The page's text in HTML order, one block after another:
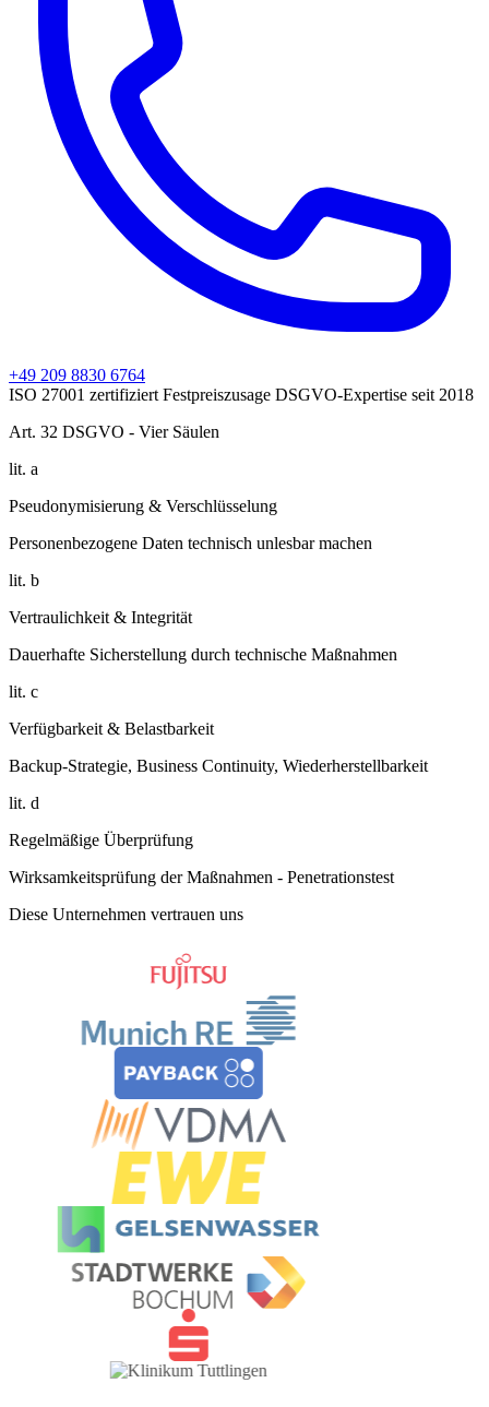
+49 209 8830 6764
ISO 27001 zertifiziert Festpreiszusage DSGVO-Expertise seit 2018
Art. 32 DSGVO - Vier Säulen
lit. a
Pseudonymisierung & Verschlüsselung
Personenbezogene Daten technisch unlesbar machen
lit. b
Vertraulichkeit & Integrität
Dauerhafte Sicherstellung durch technische Maßnahmen
lit. c
Verfügbarkeit & Belastbarkeit
Backup-Strategie, Business Continuity, Wiederherstellbarkeit
lit. d
Regelmäßige Überprüfung
Wirksamkeitsprüfung der Maßnahmen - Penetrationstest
Diese Unternehmen vertrauen uns